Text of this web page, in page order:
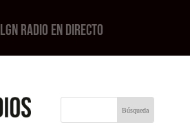
LGN RADIO EN DIRECTO